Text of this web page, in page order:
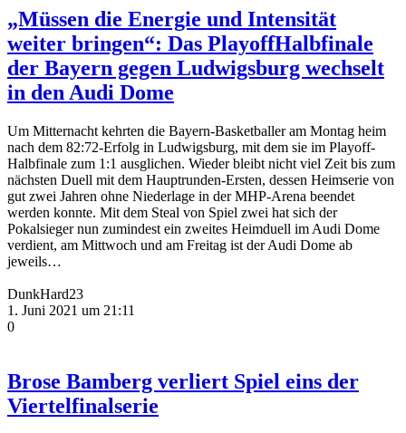
„Müssen die Energie und Intensität
weiter bringen“: Das PlayoffHalbfinale
der Bayern gegen Ludwigsburg wechselt
in den Audi Dome
Um Mitternacht kehrten die Bayern-Basketballer am Montag heim
nach dem 82:72-Erfolg in Ludwigsburg, mit dem sie im Playoff-
Halbfinale zum 1:1 ausglichen. Wieder bleibt nicht viel Zeit bis zum
nächsten Duell mit dem Hauptrunden-Ersten, dessen Heimserie von
gut zwei Jahren ohne Niederlage in der MHP-Arena beendet
werden konnte. Mit dem Steal von Spiel zwei hat sich der
Pokalsieger nun zumindest ein zweites Heimduell im Audi Dome
verdient, am Mittwoch und am Freitag ist der Audi Dome ab
jeweils…
DunkHard23
1. Juni 2021 um 21:11
0
Brose Bamberg verliert Spiel eins der
Viertelfinalserie